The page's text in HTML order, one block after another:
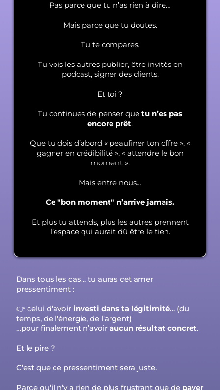
Pas parce que tu n’as rien à dire…
Mais parce que tu doutes.
Tu te compares.
Tu vois les autres publier, être invités en
podcast, signer des clients.
Et toi ?
Tu continues de penser que tu n’es pas
encore prêt.
Que tu dois d’abord « peaufiner ton offre », «
gagner en crédibilité », « attendre le bon
moment ».
Mais entre nous…
Ce "bon moment" n’arrive jamais.
Et plus tu attends, plus les autres prennent
l’espace qui aurait dû être le tien.
Dans tous les cas… tu auras cet amer
pressentiment :
👉 celui d’avoir investi dans ta légitimité… (du
temps, de l'énergie, de l'argent)
…pour finalement n’avoir aucun résultat concret.
Et le pire ?
C’est que ce pressentiment sera juste.
Parce qu’il n’y a rien de plus frustrant que de payer